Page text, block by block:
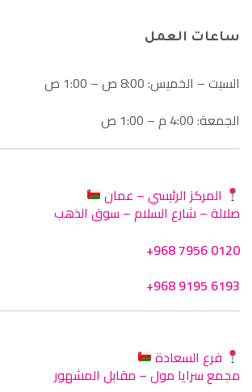
ساعات العمل
السبت – الخميس: 8:00 ص – 1:00 ص
الجمعة: 4:00 م – 1:00 ص
المركز الرئيسي – عمان
صلالة – شارع السلام – سوق الذهب
+968 7956 0120
+968 9195 6193
فرع السعادة
مجمع سرايا مول – مقابل المشهور